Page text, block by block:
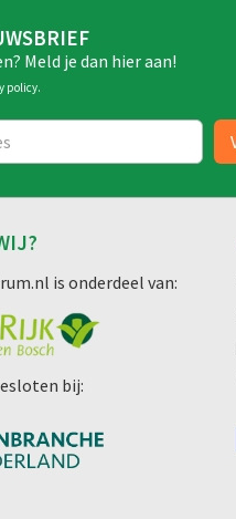
Meld je dan hier aan!
policy.
is onderdeel van:
bij: